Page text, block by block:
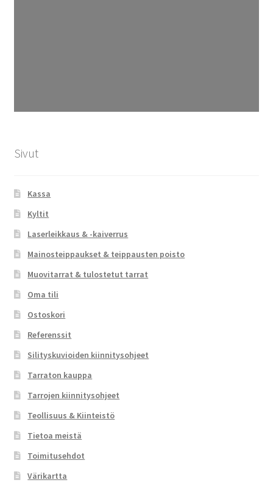
Sivut
Kassa
Kyltit
Laserleikkaus & -kaiverrus
Mainosteippaukset & teippausten poisto
Muovitarrat & tulostetut tarrat
Oma tili
Ostoskori
Referenssit
Silityskuvioiden kiinnitysohjeet
Tarraton kauppa
Tarrojen kiinnitysohjeet
Teollisuus & Kiinteistö
Tietoa meistä
Toimitusehdot
Värikartta